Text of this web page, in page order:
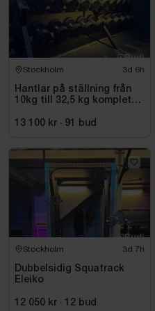
Stockholm 3d 6h
Hantlar på ställning från
10kg till 32,5 kg komplett
13 100 kr · 91 bud
Stockholm 3d 7h
Dubbelsidig Squatrack
Eleiko
12 050 kr · 12 bud